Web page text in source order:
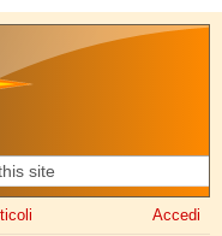
Accedi